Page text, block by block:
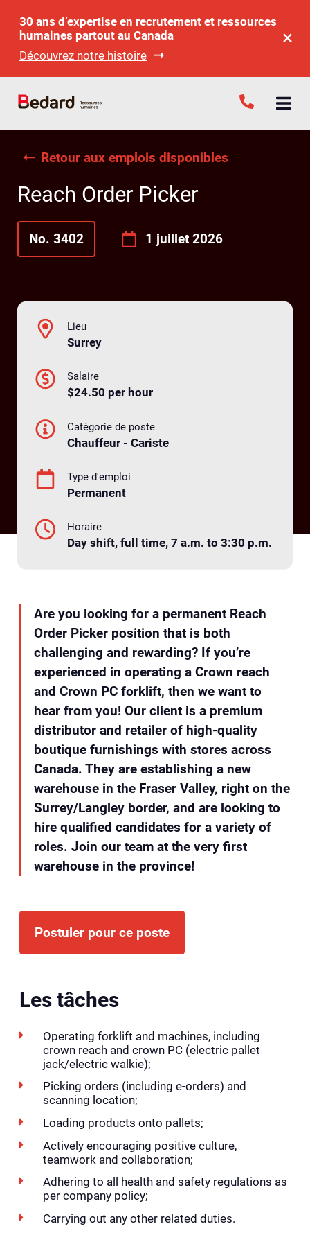
30 ans d’expertise en recrutement et ressources
humaines partout au Canada
Découvrez notre histoire
Retour aux emplois disponibles
Reach Order Picker
No. 3402 1 juillet 2026
Lieu
Surrey
Salaire
$24.50 per hour
Catégorie de poste
Chauffeur - Cariste
Type d'emploi
Permanent
Horaire
Day shift, full time, 7 a.m. to 3:30 p.m.
Are you looking for a permanent Reach
Order Picker position that is both
challenging and rewarding? If you’re
experienced in operating a Crown reach
and Crown PC forklift, then we want to
hear from you! Our client is a premium
distributor and retailer of high-quality
boutique furnishings with stores across
Canada. They are establishing a new
warehouse in the Fraser Valley, right on the
Surrey/Langley border, and are looking to
hire qualified candidates for a variety of
roles. Join our team at the very first
warehouse in the province!
Postuler pour ce poste
Les tâches
Operating forklift and machines, including
crown reach and crown PC (electric pallet
jack/electric walkie);
Picking orders (including e-orders) and
scanning location;
Loading products onto pallets;
Actively encouraging positive culture,
teamwork and collaboration;
Adhering to all health and safety regulations as
per company policy;
Carrying out any other related duties.